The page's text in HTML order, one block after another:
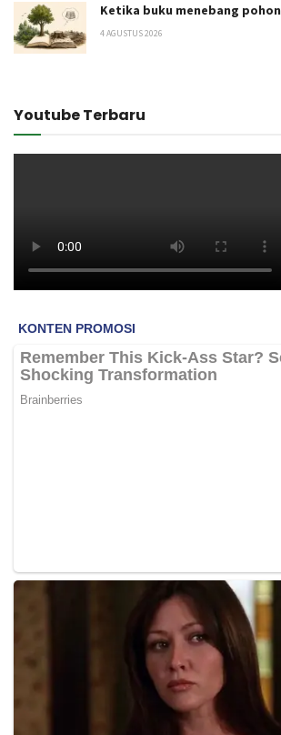
Ketika buku menebang pohon
4 AGUSTUS 2026
Youtube Terbaru